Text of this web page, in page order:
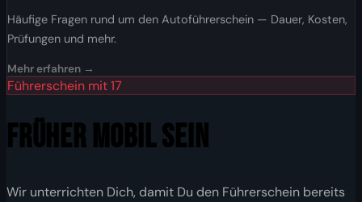
Häufige Fragen rund um den Autoführerschein — Dauer, Kosten,
Prüfungen und mehr.
Mehr erfahren →
Führerschein mit 17
FRÜHER MOBIL SEIN
Wir unterrichten Dich, damit Du den Führerschein bereits